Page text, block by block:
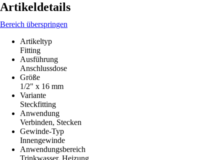
Artikeldetails
Bereich überspringen
Artikeltyp
Fitting
Ausführung
Anschlussdose
Größe
1/2" x 16 mm
Variante
Steckfitting
Anwendung
Verbinden, Stecken
Gewinde-Typ
Innengewinde
Anwendungsbereich
Trinkwasser, Heizung